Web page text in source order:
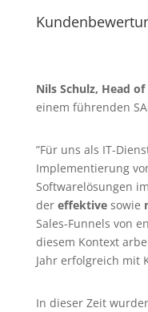
Nils Schulz, Head
einem führenden
”Für uns als IT-
Implementierung
Softwarelösungen
der effektive sowie
Sales-Funnels von
diesem Kontext
Jahr erfolgreich mit
In dieser Zeit